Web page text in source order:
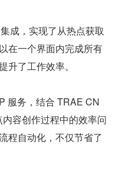
成，实现了从热点获取
在一个界面内完成所有
升了工作效率。
服务，结合 TRAE CN
容创作过程中的效率问
程自动化，不仅节省了